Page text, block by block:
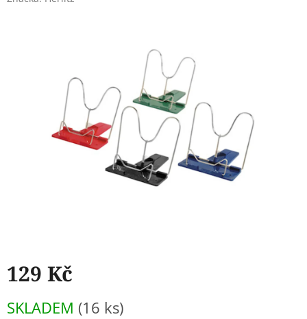
129 Kč
cena:
SKLADEM (16 ks)